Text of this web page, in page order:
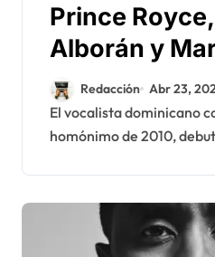
Prince
Alborán y
pondrán la
losXII de
PLATINO
Redacción Abr 23,
El vocalista dominicano con su primer álbum
homónimo de 2010,